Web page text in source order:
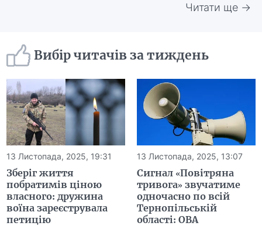
Читати ще →
Вибір читачів за тиждень
13 Листопада, 2025, 19:31
Зберіг життя
побратимів ціною
власного: дружина
воїна зареєструвала
петицію
13 Листопада, 2025, 13:07
Сигнал «Повітряна
тривога» звучатиме
одночасно по всій
Тернопільській
області: ОВА